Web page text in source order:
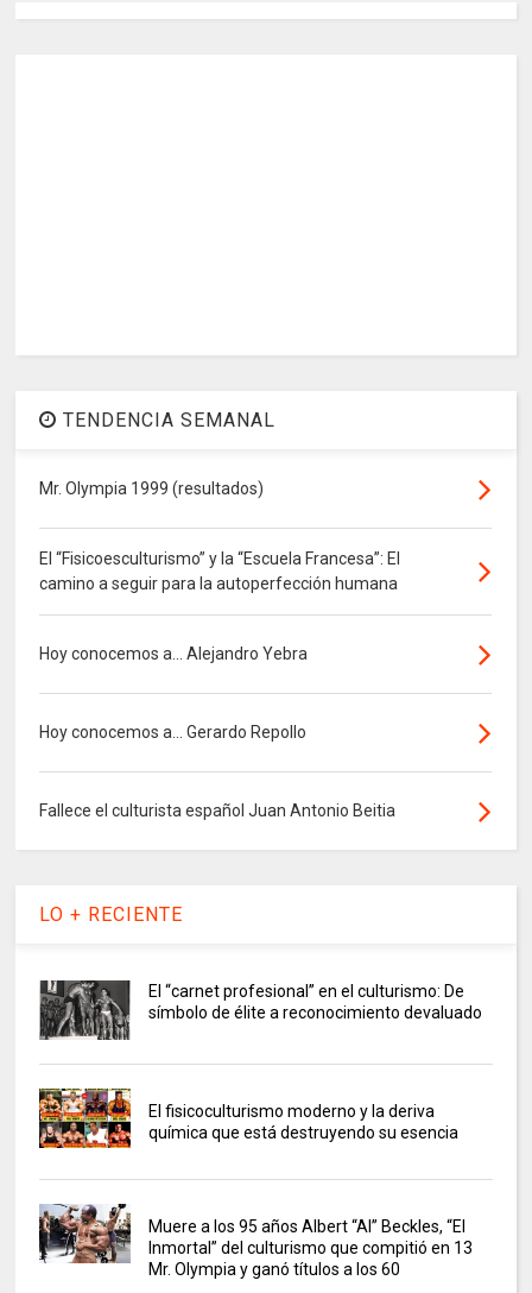
TENDENCIA SEMANAL
Mr. Olympia 1999 (resultados)
El “Fisicoesculturismo” y la “Escuela Francesa”: El
camino a seguir para la autoperfección humana
Hoy conocemos a... Alejandro Yebra
Hoy conocemos a... Gerardo Repollo
Fallece el culturista español Juan Antonio Beitia
LO + RECIENTE
El “carnet profesional” en el culturismo: De
símbolo de élite a reconocimiento devaluado
El fisicoculturismo moderno y la deriva
química que está destruyendo su esencia
Muere a los 95 años Albert “Al” Beckles, “El
Inmortal” del culturismo que compitió en 13
Mr. Olympia y ganó títulos a los 60